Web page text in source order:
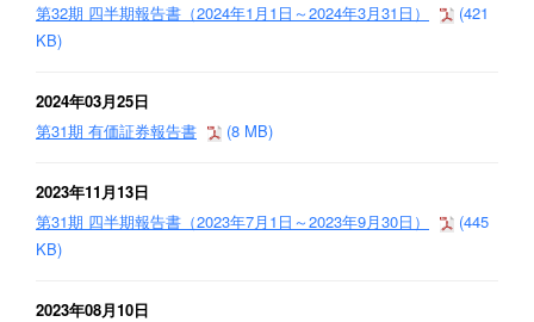
第32期 四半期報告書（2024年1月1日～2024年3月31日）
(421
KB)
2024年03月25日
第31期 有価証券報告書
(8 MB)
2023年11月13日
第31期 四半期報告書（2023年7月1日～2023年9月30日）
(445
KB)
2023年08月10日